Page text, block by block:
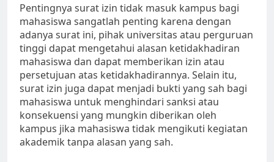
Pentingnya surat izin tidak masuk kampus bagi
mahasiswa sangatlah penting karena dengan
adanya surat ini, pihak universitas atau perguruan
tinggi dapat mengetahui alasan ketidakhadiran
mahasiswa dan dapat memberikan izin atau
persetujuan atas ketidakhadirannya. Selain itu,
surat izin juga dapat menjadi bukti yang sah bagi
mahasiswa untuk menghindari sanksi atau
konsekuensi yang mungkin diberikan oleh
kampus jika mahasiswa tidak mengikuti kegiatan
akademik tanpa alasan yang sah.